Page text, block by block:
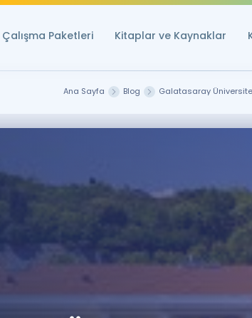
Çalışma Paketleri Kitaplar ve Kaynaklar
Ana Sayfa Blog Galatasaray